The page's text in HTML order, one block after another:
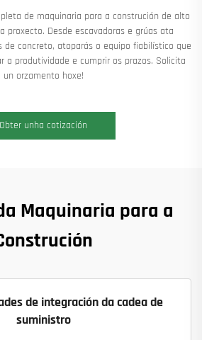
de maquinaria para a construción de alto
proxecto. Desde escavadoras e grúas ata
de concreto, atoparás o equipo fiabilístico que
a produtividade e cumprir os prazos. Solicita
un orzamento hoxe!
Obter unha cotización
Maquinaria para a
de integración da cadea de
suministro